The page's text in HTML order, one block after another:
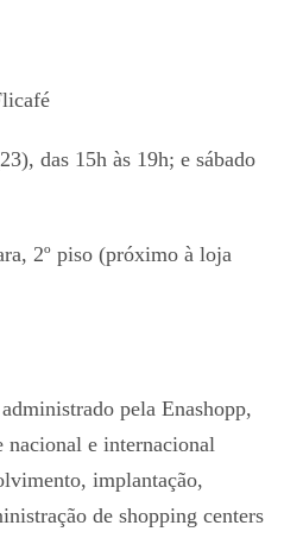
das 15h às 19h; e sábado
2º piso (próximo à loja
pela Enashopp,
nacional e internacional
implantação,
de shopping centers